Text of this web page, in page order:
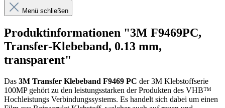
Menü schließen
Produktinformationen "3M F9469PC,
Transfer-Klebeband, 0.13 mm,
transparent"
Das 3M Transfer Klebeband F9469 PC der 3M Klebstoffserie
100MP gehört zu den leistungsstarken der Produkten des VHB™
Hochleistungs Verbindungssystems. Es handelt sich dabei um einen